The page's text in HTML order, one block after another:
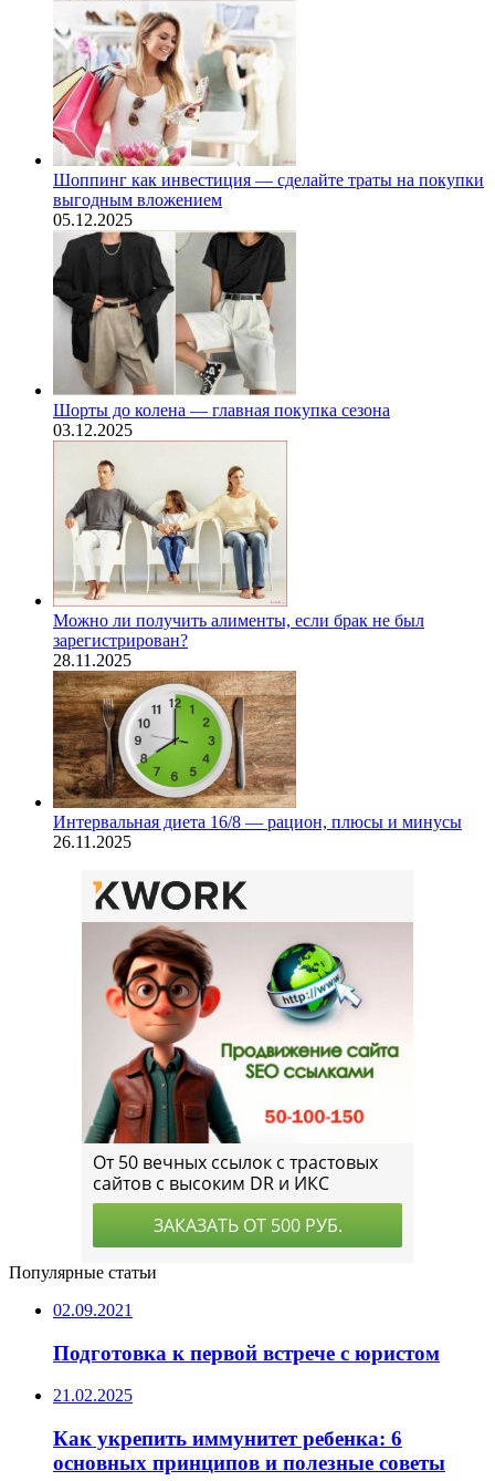
Шоппинг как инвестиция — сделайте траты на покупки
выгодным вложением
05.12.2025
Шорты до колена — главная покупка сезона
03.12.2025
Можно ли получить алименты, если брак не был
зарегистрирован?
28.11.2025
Интервальная диета 16/8 — рацион, плюсы и минусы
26.11.2025
Популярные статьи
02.09.2021
Подготовка к первой встрече с юристом
21.02.2025
Как укрепить иммунитет ребенка: 6
основных принципов и полезные советы